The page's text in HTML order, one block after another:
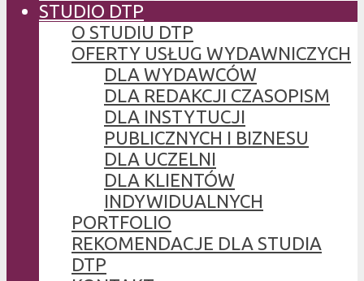
STUDIO DTP
O STUDIU DTP
OFERTY USŁUG WYDAWNICZYCH
DLA WYDAWCÓW
DLA REDAKCJI CZASOPISM
DLA INSTYTUCJI
PUBLICZNYCH I BIZNESU
DLA UCZELNI
DLA KLIENTÓW
INDYWIDUALNYCH
PORTFOLIO
REKOMENDACJE DLA STUDIA
DTP